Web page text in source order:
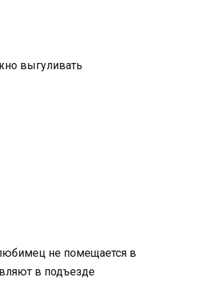
выгуливать
не помещается в
в подъезде